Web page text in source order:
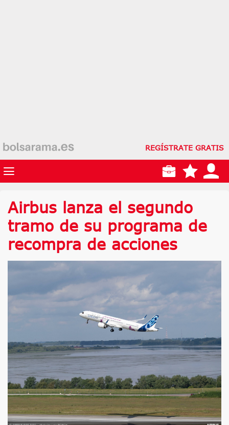
REGÍSTRATE GRATIS
Airbus lanza el segundo
tramo de su programa de
recompra de acciones